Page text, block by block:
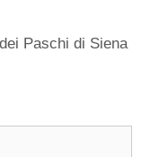
Paschi di Siena